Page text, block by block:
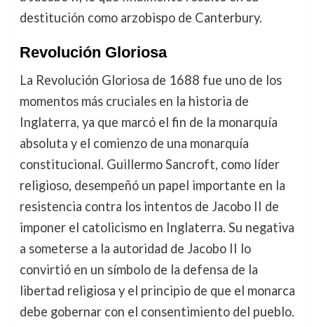
destitución como arzobispo de Canterbury.
Revolución Gloriosa
La Revolución Gloriosa de 1688 fue uno de los
momentos más cruciales en la historia de
Inglaterra, ya que marcó el fin de la monarquía
absoluta y el comienzo de una monarquía
constitucional. Guillermo Sancroft, como líder
religioso, desempeñó un papel importante en la
resistencia contra los intentos de Jacobo II de
imponer el catolicismo en Inglaterra. Su negativa
a someterse a la autoridad de Jacobo II lo
convirtió en un símbolo de la defensa de la
libertad religiosa y el principio de que el monarca
debe gobernar con el consentimiento del pueblo.